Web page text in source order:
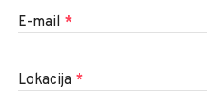
E-mail *
Lokacija *